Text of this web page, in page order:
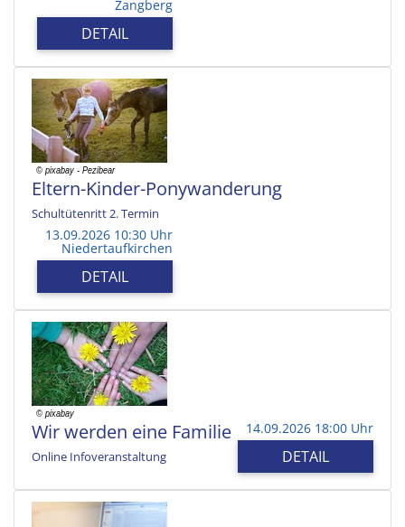
Zangberg
DETAIL
Eltern-Kinder-Ponywanderung
Schultütenritt 2. Termin
13.09.2026 10:30 Uhr
Niedertaufkirchen
DETAIL
Wir werden eine Familie
Online Infoveranstaltung
14.09.2026 18:00 Uhr
DETAIL